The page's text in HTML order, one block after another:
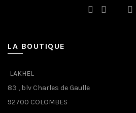
LA BOUTIQUE
LAKHEL
83 , blv Charles de Gaulle
92700 COLOMBES